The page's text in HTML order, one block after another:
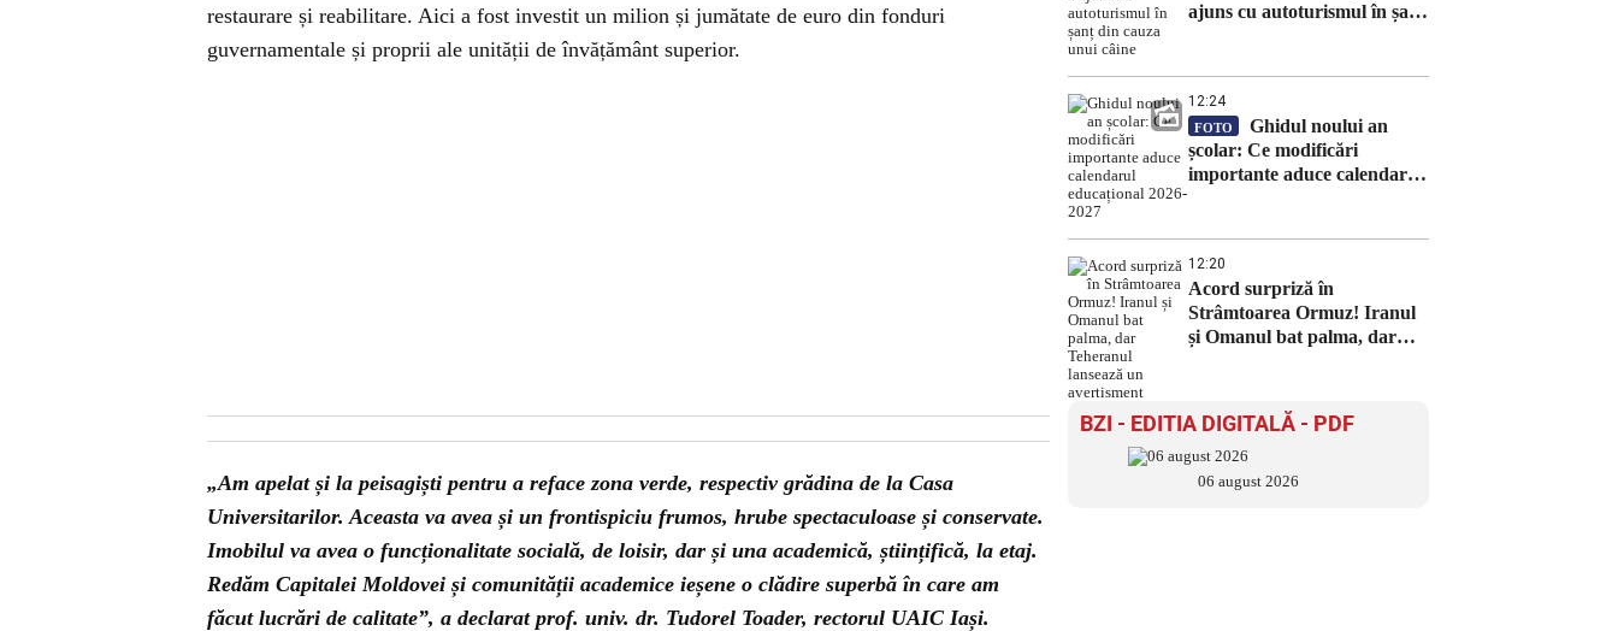
restaurare și reabilitare. Aici a fost investit un milion și jumătate de euro din fonduri
guvernamentale și proprii ale unității de învățământ superior.
„Am apelat și la peisagiști pentru a reface zona verde, respectiv grădina de la Casa
Universitarilor. Aceasta va avea și un frontispiciu frumos, hrube spectaculoase și conservate.
Imobilul va avea o funcționalitate socială, de loisir, dar și una academică, științifică, la etaj.
Redăm Capitalei Moldovei și comunității academice ieșene o clădire superbă în care am
făcut lucrări de calitate”, a declarat prof. univ. dr. Tudorel Toader, rectorul UAIC Iași.
ajuns cu autoturismul în șanț
12:24
FOTO
Ghidul noului an
școlar: Ce modificări
importante aduce calendarul
12:20
Acord surpriză în
Strâmtoarea Ormuz! Iranul
și Omanul bat palma, dar
BZI - EDITIA DIGITALĂ - PDF
06 august 2026